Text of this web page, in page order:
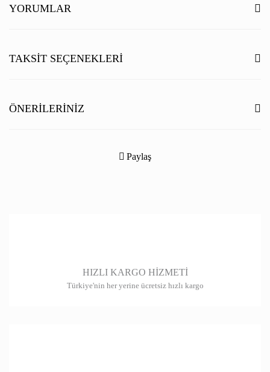
YORUMLAR
Bu ürüne ilk yorumu siz yapın!
TAKSIT SEÇENEKLERI
ÖNERILERINIZ
yetersiz gördüğünüz noktaları öneri formunu kullanarak tarafımıza
Ürün fiyatı diğer sitelerden daha pahalı.
Paylaş
HIZLI KARGO HİZMETİ
Türkiye'nin her yerine ücretsiz hızlı kargo